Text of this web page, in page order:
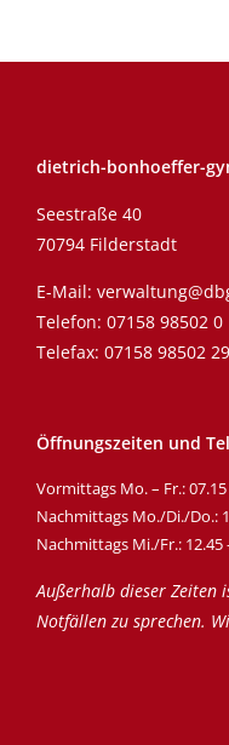
dietrich-bonhoeffer-
Seestraße 40
70794 Filderstadt
E-Mail:
Telefon: 07158 98502 0
Telefax: 07158 98502 29
Öffnungszeiten und
Vormittags Mo. – Fr.:
Nachmittags Mo./Di./Do.:
Nachmittags Mi./Fr.: 12.45
Außerhalb dieser Zeiten
Notfällen zu sprechen.